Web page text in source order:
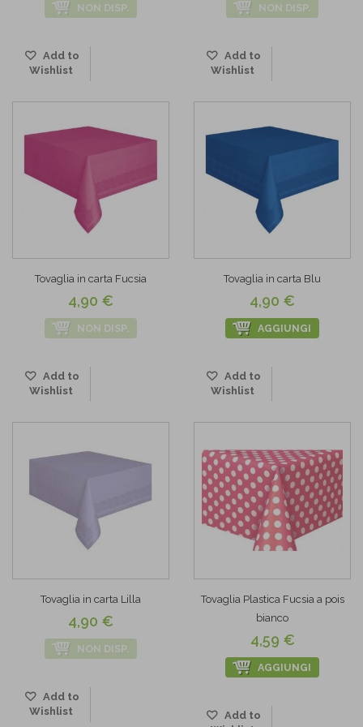
NON DISP.
Add to
Wishlist
NON DISP.
Add to
Wishlist
Tovaglia in carta Fucsia
4,90 €
NON DISP.
Add to
Wishlist
Tovaglia in carta Blu
4,90 €
AGGIUNGI
Add to
Wishlist
Tovaglia in carta Lilla
4,90 €
NON DISP.
Add to
Wishlist
Tovaglia Plastica Fucsia a pois
bianco
4,59 €
AGGIUNGI
Add to